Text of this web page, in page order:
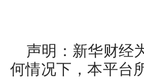
声明：新华财经
何情况下，本平台